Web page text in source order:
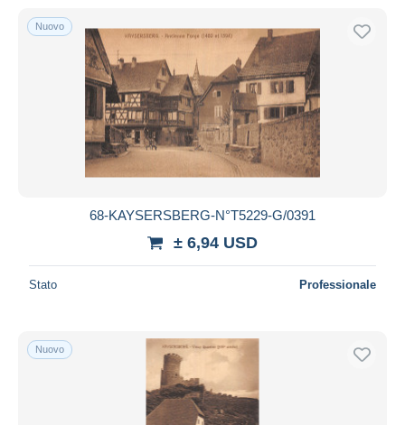
Nuovo
68-KAYSERSBERG-N°T5229-G/0391
± 6,94 USD
Stato Professionale
Nuovo